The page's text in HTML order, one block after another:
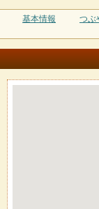
基本情報 つぶ